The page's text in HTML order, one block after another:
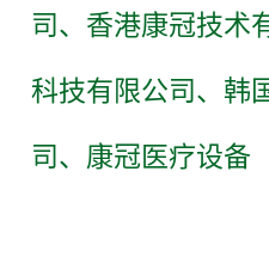
司、香港康冠技术
科技有限公司、韩
司、康冠医疗设备